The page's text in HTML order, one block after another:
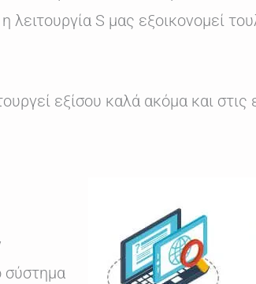
λειτουργία S μας εξοικονομεί
εξίσου καλά ακόμα και στις
σύστημα